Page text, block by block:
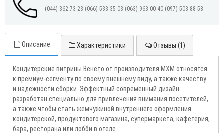
(044) 362-73-23 (066) 533-35-03 (063) 963-00-40 (097) 503-88-58
Описание Характеристики Отзывы (1)
Кондитерские витрины Венето от производителя МХМ относятся
к премиум-сегменту по своему внешнему виду, а также качеству
и надежности сборки. Эффектный современный дизайн
разработан специально для привлечения внимания посетителей,
а также чтобы стать жемчужиной внутреннего оформления
кондитерской, продуктового магазина, супермаркета, кафетерия,
бара, ресторана или лобби в отеле.